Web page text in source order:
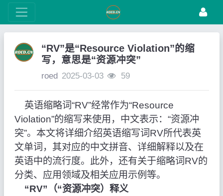
“RV”是“Resource Violation”的缩
写，意思是“资源冲突”
roed 2025-03-03 59
英语缩略词“RV”经常作为“Resource
Violation”的缩写来使用，中文表示：“资源冲
突”。本文将详细介绍英语缩写词RV所代表英
文单词，其对应的中文拼音、详细解释以及在
英语中的流行度。此外，还有关于缩略词RV的
分类、应用领域及相关应用示例等。
“RV”（“资源冲突）释义